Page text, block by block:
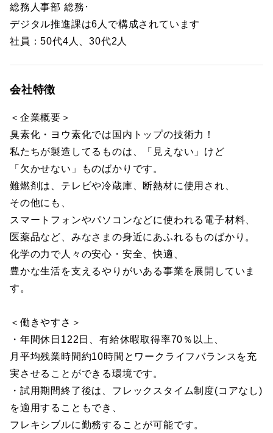
総務人事部 総務･
デジタル推進課は6人で構成されています
社員：50代4人、30代2人
会社特徴
＜企業概要＞
臭素化・ヨウ素化では国内トップの技術力！
私たちが製造してるものは、「見えない」けど
「欠かせない」ものばかりです。
難燃剤は、テレビや冷蔵庫、断熱材に使用され、
その他にも、
スマートフォンやパソコンなどに使われる電子材料、
医薬品など、みなさまの身近にあふれるものばかり。
化学の力で人々の安心・安全、快適、
豊かな生活を支えるやりがいある事業を展開していま
す。
＜働きやすさ＞
・年間休日122日、有給休暇取得率70％以上、
月平均残業時間約10時間とワークライフバランスを充
実させることができる環境です。
・試用期間終了後は、フレックスタイム制度(コアなし)
を適用することもでき、
フレキシブルに勤務することが可能です。